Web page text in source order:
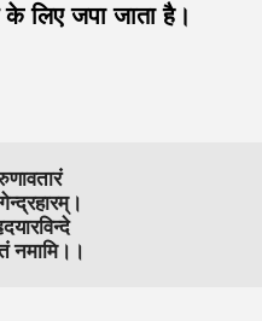
लिए जपा जाता है।
नमामि।।